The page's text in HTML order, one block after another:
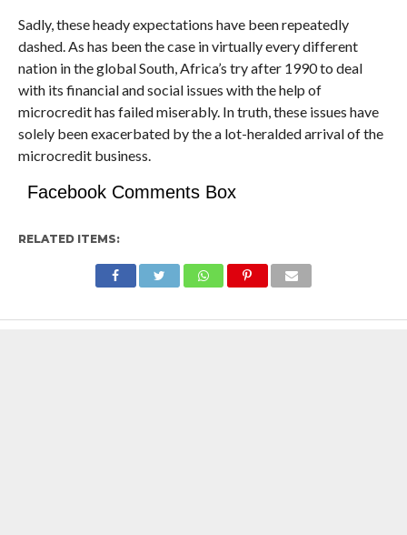
Sadly, these heady expectations have been repeatedly
dashed. As has been the case in virtually every different
nation in the global South, Africa’s try after 1990 to deal
with its financial and social issues with the help of
microcredit has failed miserably. In truth, these issues have
solely been exacerbated by the a lot-heralded arrival of the
microcredit business.
Facebook Comments Box
RELATED ITEMS: